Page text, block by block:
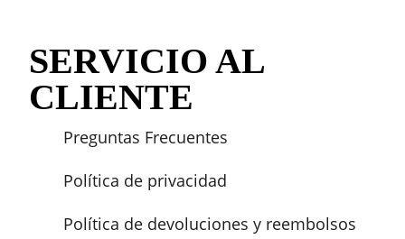
SERVICIO AL
CLIENTE
Preguntas Frecuentes
Política de privacidad
Política de devoluciones y reembolsos